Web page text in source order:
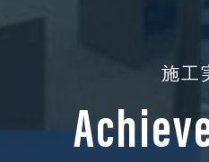
施工